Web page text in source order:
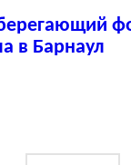
в Барнаул